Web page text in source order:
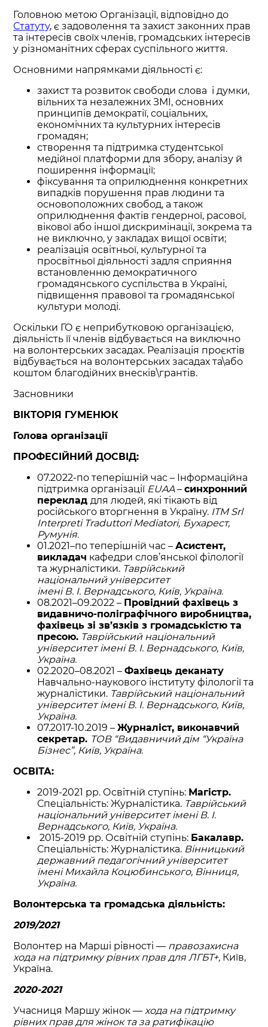
Головною метою Організації, відповідно до
Статуту, є задоволення та захист законних прав
та інтересів своїх членів, громадських інтересів
у різноманітних сферах суспільного життя.
Основними напрямками діяльності є:
захист та розвиток свободи слова і думки,
вільних та незалежних ЗМІ, основних
принципів демократії, соціальних,
економічних та культурних інтересів
громадян;
створення та підтримка студентської
медійної платформи для збору, аналізу й
поширення інформації;
фіксування та оприлюднення конкретних
випадків порушення прав людини та
основоположних свобод, а також
оприлюднення фактів гендерної, расової,
вікової або іншої дискримінації, зокрема та
не виключно, у закладах вищої освіти;
реалізація освітньої, культурної та
просвітньої діяльності задля сприяння
встановленню демократичного
громадянського суспільства в Україні,
підвищення правової та громадянської
культури молоді.
Оскільки ГО є неприбутковою організацією,
діяльність її членів відбувається на виключно
на волонтерських засадах. Реалізація проєктів
відбувається на волонтерських засадах та\або
коштом благодійних внесків\грантів.
Засновники
ВІКТОРІЯ ГУМЕНЮК
Голова організації
ПРОФЕСІЙНИЙ ДОСВІД:
07.2022-по теперішній час – Інформаційна
підтримка організації EUAA–синхронний
переклад для людей, які тікають від
російського вторгнення в Україну. ITM Srl
Interpreti Traduttori Mediatori, Бухарест,
Румунія.
01.2021–по теперішній час –Асистент,
викладач кафедри слов’янської філології
та журналістики. Таврійський
національний університет
імені В. І. Вернадського, Київ, Україна.
08.2021–09.2022 – Провідний фахівець з
видавничо-поліграфічного виробництва,
фахівець зі зв’язків з громадськістю та
пресою. Таврійський національний
університет імені В. І. Вернадського, Київ,
Україна.
02.2020–08.2021 –Фахівець деканату
Навчально-наукового інституту філології та
журналістики. Таврійський національний
університет імені В. І. Вернадського, Київ,
Україна.
07.2017-10.2019 –Журналіст, виконавчий
секретар. ТОВ “Видавничий дім “Україна
Бізнес”, Київ, Україна.
ОСВІТА:
2019-2021 рр. Освітній ступінь: Магістр.
Спеціальність: Журналістика. Таврійський
національний університет імені В. І.
Вернадського, Київ, Україна.
2015-2019 рр. Освітній ступінь: Бакалавр.
Спеціальність: Журналістика. Вінницький
державний педагогічний університет
імені Михайла Коцюбинського, Вінниця,
Україна.
Волонтерська та громадська діяльність:
2019/2021
Волонтер на Марші рівності — правозахисна
хода на підтримку рівних прав для ЛГБТ+, Київ,
Україна.
2020-2021
Учасниця Маршу жінок — хода на підтримку
рівних прав для жінок та за ратифікацію